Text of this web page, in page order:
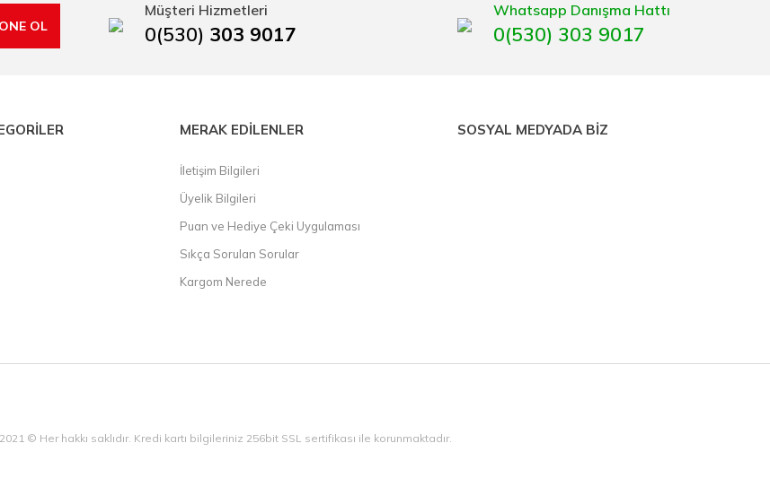
OL
Müşteri Hizmetleri
0(530) 303 9017
Whatsapp Danışma Hattı
0(530) 303 9017
MERAK EDİLENLER
İletişim Bilgileri
Üyelik Bilgileri
Puan ve Hediye Çeki Uygulaması
Sıkça Sorulan Sorular
Kargom Nerede
SOSYAL MEDYADA BİZ
© Her hakkı saklıdır. Kredi kartı bilgileriniz 256bit SSL sertifikası ile korunmaktadır.